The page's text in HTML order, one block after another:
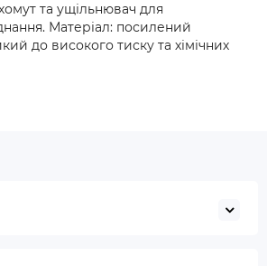
та ущільнювач для
Матеріал: посилений
до високого тиску та хімічних